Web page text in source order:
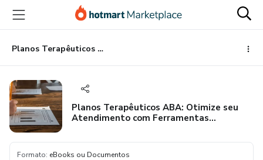
para
conteúdo
principal
para
pagamento
para
rodapé
Planos Terapêuticos ABA: Otimize seu Atendimento com Ferramentas Personalizáveis
Planos Terapêuticos ABA: Otimize seu
Atendimento com Ferramentas
Formato: eBooks ou Documentos